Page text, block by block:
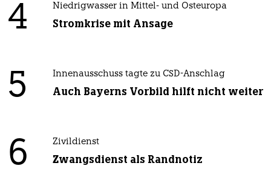
4 Niedrigwasser in Mittel- und Osteuropa
Stromkrise mit Ansage
5 Innenausschuss tagte zu CSD-Anschlag
Auch Bayerns Vorbild hilft nicht weiter
6 Zivildienst
Zwangsdienst als Randnotiz